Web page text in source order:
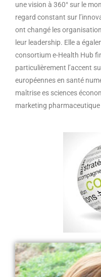
une vision à 360° sur le
regard constant sur
ont changé les
leur leadership. Elle a
consortium e-Health Hub
particulièrement l’accent
européennes en santé
maîtrise es sciences
marketing pharmaceutique